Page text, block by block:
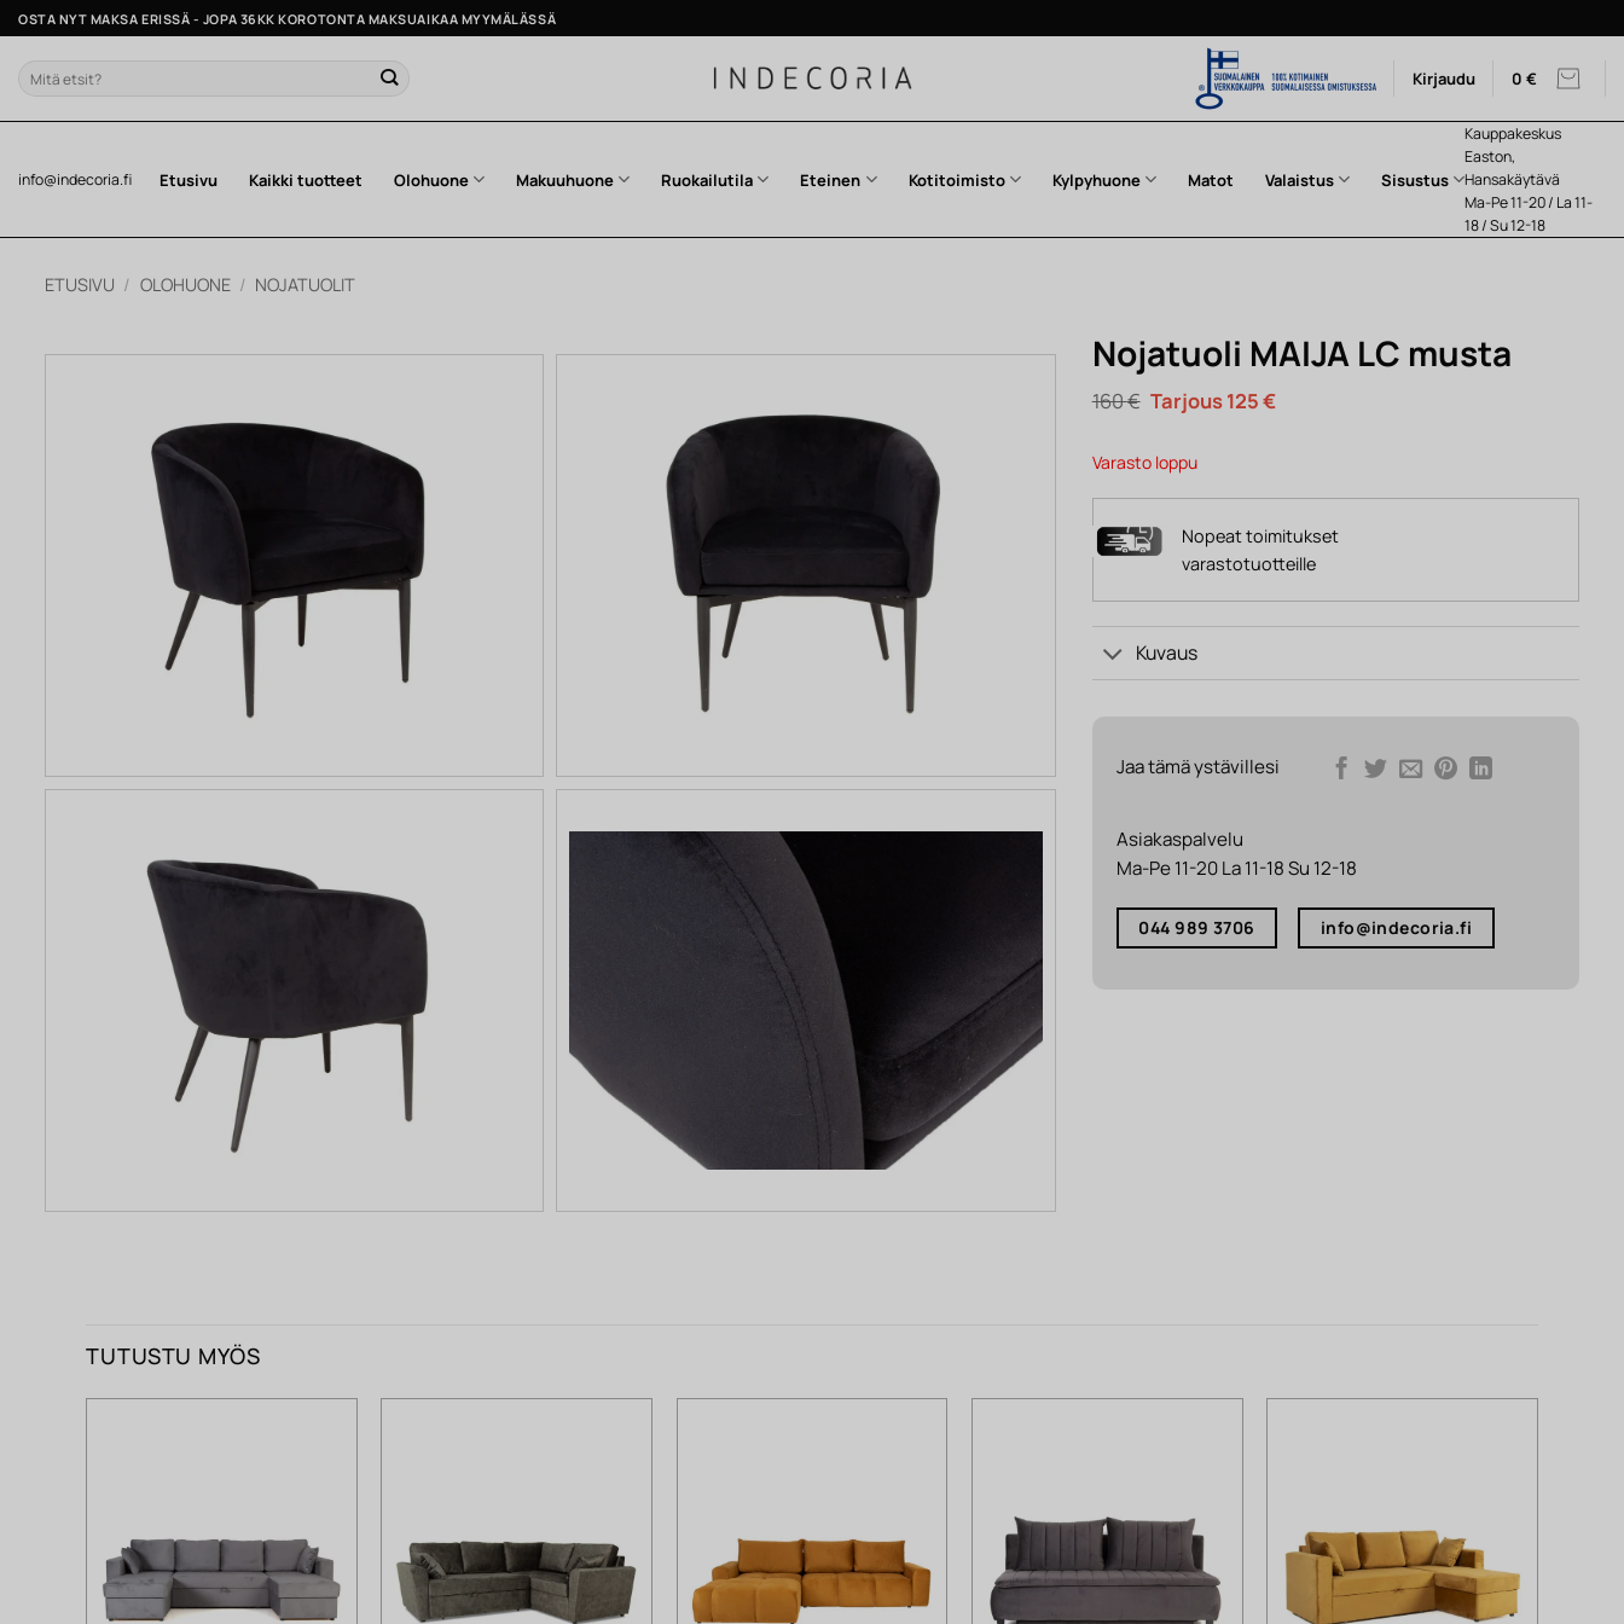
Skip
to
content
OSTA NYT MAKSA ERISSÄ - JOPA 36KK KOROTONTA MAKSUAIKAA MYYMÄLÄSSÄ
Etsi: Kirjaudu 0 €
info@indecoria.fi Etusivu Kaikki tuotteet Olohuone Makuuhuone Ruokailutila Eteinen Kotitoimisto Kylpyhuone Matot Valaistus Sisustus
Kauppakeskus
Easton,
Hansakäytävä
Ma-Pe 11-20 / La 11-
18 / Su 12-18
ETUSIVU / OLOHUONE / NOJATUOLIT
Nojatuoli MAIJA LC musta
160€ Alkuperäinen
hinta
160 €.
125€Nykyinen
Varasto loppu
Nopeat toimitukset
varastotuotteille
Kuvaus
Jaa tämä ystävillesi
Asiakaspalvelu
Ma-Pe 11-20 La 11-18 Su 12-18
044 989 3706 info@indecoria.fi
TUTUSTU MYÖS